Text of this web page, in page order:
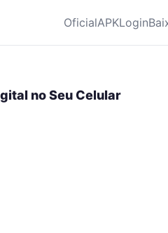
OficialAPKLogin
no Seu Celular